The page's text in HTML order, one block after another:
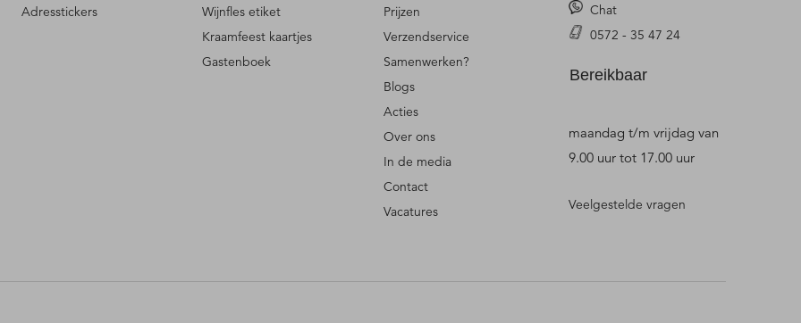
Adresstickers
Wijnfles etiket
Kraamfeest kaartjes
Gastenboek
Prijzen
Verzendservice
Samenwerken?
Blogs
Acties
Over ons
In de media
Contact
Vacatures
Chat
0572 - 35 47 24
Bereikbaar
maandag t/m vrijdag van
9.00 uur tot 17.00 uur
Veelgestelde vragen